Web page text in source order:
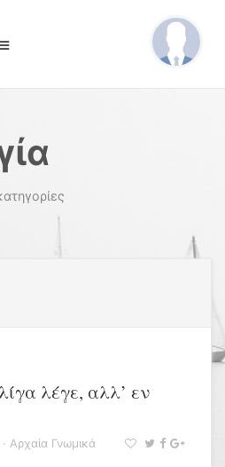
λέγε, αλλ’ εν
· Αρχαία Γνωμικά